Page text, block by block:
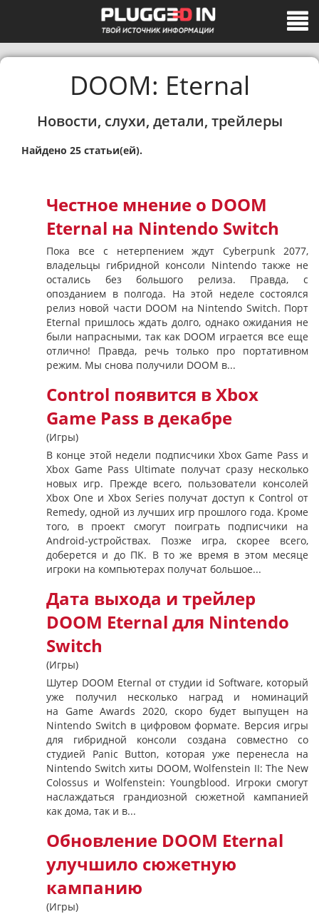
DOOM: Eternal
Новости, слухи, детали, трейлеры
Найдено 25 статьи(ей).
Честное мнение о DOOM
Eternal на Nintendo Switch
Пока все с нетерпением ждут Cyberpunk 2077,
владельцы гибридной консоли Nintendo также не
остались без большого релиза. Правда, с
опозданием в полгода. На этой неделе состоялся
релиз новой части DOOM на Nintendo Switch. Порт
Eternal пришлось ждать долго, однако ожидания не
были напрасными, так как DOOM играется все еще
отлично! Правда, речь только про портативном
режим. Мы снова получили DOOM в...
Control появится в Xbox
Game Pass в декабре
(Игры)
В конце этой недели подписчики Xbox Game Pass и
Xbox Game Pass Ultimate получат сразу несколько
новых игр. Прежде всего, пользователи консолей
Xbox One и Xbox Series получат доступ к Control от
Remedy, одной из лучших игр прошлого года. Кроме
того, в проект смогут поиграть подписчики на
Android-устройствах. Позже игра, скорее всего,
доберется и до ПК. В то же время в этом месяце
игроки на компьютерах получат большое...
Дата выхода и трейлер
DOOM Eternal для Nintendo
Switch
(Игры)
Шутер DOOM Eternal от студии id Software, который
уже получил несколько наград и номинаций
на Game Awards 2020, скоро будет выпущен на
Nintendo Switch в цифровом формате. Версия игры
для гибридной консоли создана совместно со
студией Panic Button, которая уже перенесла на
Nintendo Switch хиты DOOM, Wolfenstein II: The New
Colossus и Wolfenstein: Youngblood. Игроки смогут
наслаждаться грандиозной сюжетной кампанией
как дома, так и в...
Обновление DOOM Eternal
улучшило сюжетную
кампанию
(Игры)